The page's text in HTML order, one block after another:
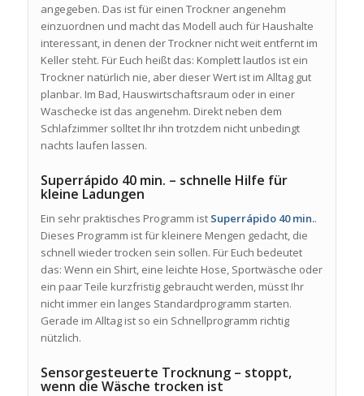
angegeben. Das ist für einen Trockner angenehm
einzuordnen und macht das Modell auch für Haushalte
interessant, in denen der Trockner nicht weit entfernt im
Keller steht. Für Euch heißt das: Komplett lautlos ist ein
Trockner natürlich nie, aber dieser Wert ist im Alltag gut
planbar. Im Bad, Hauswirtschaftsraum oder in einer
Waschecke ist das angenehm. Direkt neben dem
Schlafzimmer solltet Ihr ihn trotzdem nicht unbedingt
nachts laufen lassen.
Superrápido 40 min. – schnelle Hilfe für
kleine Ladungen
Ein sehr praktisches Programm ist Superrápido 40 min..
Dieses Programm ist für kleinere Mengen gedacht, die
schnell wieder trocken sein sollen. Für Euch bedeutet
das: Wenn ein Shirt, eine leichte Hose, Sportwäsche oder
ein paar Teile kurzfristig gebraucht werden, müsst Ihr
nicht immer ein langes Standardprogramm starten.
Gerade im Alltag ist so ein Schnellprogramm richtig
nützlich.
Sensorgesteuerte Trocknung – stoppt,
wenn die Wäsche trocken ist